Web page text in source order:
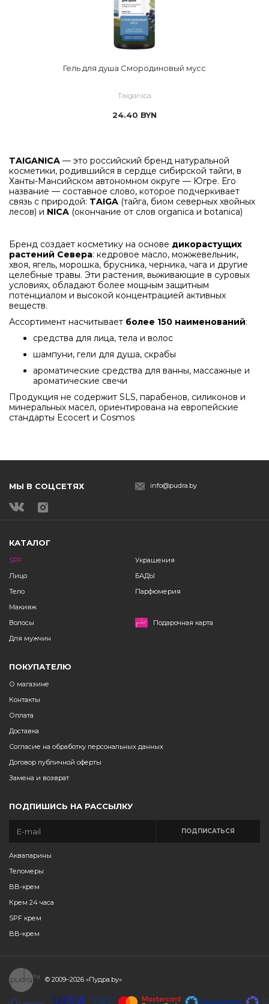
Гель для душа Смородиновый мусс
Taiganica
24.40 BYN
TAIGANICA — это российский бренд натуральной
косметики, родившийся в сердце сибирской тайги, в
Ханты-Мансийском автономном округе — Югре. Его
название — составное слово, которое подчеркивает
связь с природой: TAIGA (тайга, биом северных хвойных
лесов) и NICA (окончание от слов organica и botanica)
Бренд создает косметику на основе дикорастущих
растений Севера: кедровое масло, можжевельник,
хвоя, ягель, морошка, брусника, черника, чага и другие
целебные травы. Эти растения, выживающие в суровых
условиях, обладают более мощным защитным
потенциалом и высокой концентрацией активных
веществ.
Ассортимент насчитывает более 150 наименований:
средства для лица, тела и волос
шампуни, гели для душа, скрабы
ароматические средства для ванны, массажные и
ароматические свечи
Продукция не содержит SLS, парабенов, силиконов и
минеральных масел, ориентирована на европейские
стандарты Ecocert и Cosmos
МЫ В СОЦСЕТЯХ info@pudra.by
КАТАЛОГ
SPF
Лицо
Тело
Макияж
Волосы
Для мужчин
Украшения
БАДЫ
Парфюмерия
Подарочная карта
ПОКУПАТЕЛЮ
О магазине
Контакты
Оплата
Доставка
Согласие на обработку персональных данных
Договор публичной оферты
Замена и возврат
ПОДПИШИСЬ НА РАССЫЛКУ
ПОДПИСАТЬСЯ
Аквапарины
Теломеры
BB-крем
Крем 24 часа
SPF крем
BB-крем
© 2009–2026 «Пудра.by»